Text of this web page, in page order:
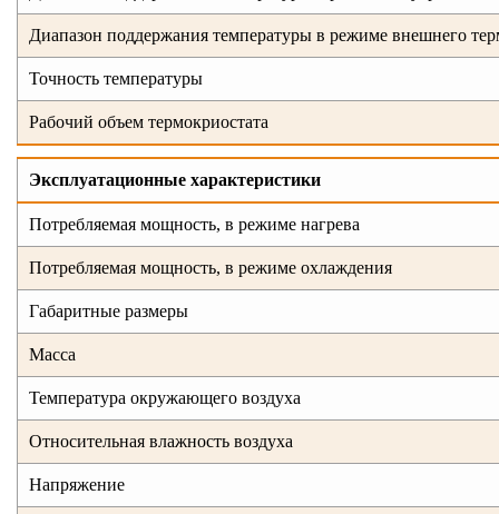
Диапазон поддержания температуры в режиме внешнего
Точность температуры
Рабочий объем термокриостата
Эксплуатационные характеристики
Потребляемая мощность, в режиме нагрева
Потребляемая мощность, в режиме охлаждения
Габаритные размеры
Масса
Температура окружающего воздуха
Относительная влажность воздуха
Напряжение